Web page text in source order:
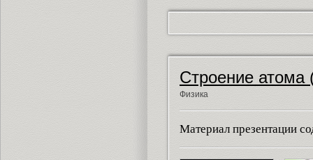
Строение атома
Физика
Материал презентации